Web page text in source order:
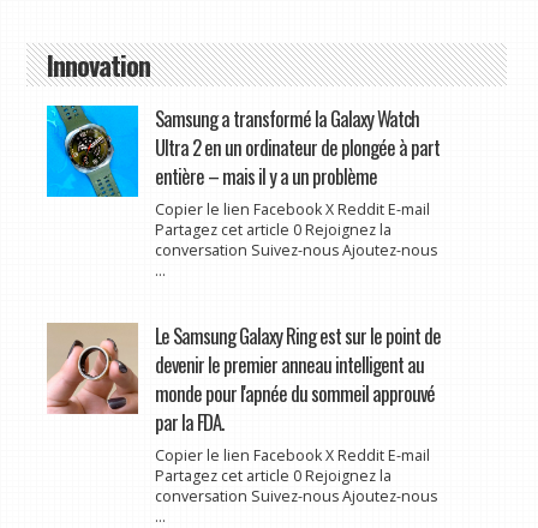
Innovation
Samsung a transformé la Galaxy Watch
Ultra 2 en un ordinateur de plongée à part
entière – mais il y a un problème
Copier le lien Facebook X Reddit E-mail
Partagez cet article 0 Rejoignez la
conversation Suivez-nous Ajoutez-nous
...
Le Samsung Galaxy Ring est sur le point de
devenir le premier anneau intelligent au
monde pour l'apnée du sommeil approuvé
par la FDA.
Copier le lien Facebook X Reddit E-mail
Partagez cet article 0 Rejoignez la
conversation Suivez-nous Ajoutez-nous
...